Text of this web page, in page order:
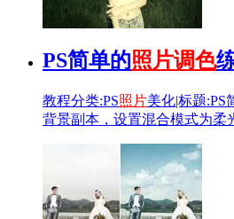
PS简单的照片调色
教程分类:PS照片美化|标题:PS
背景副本，设置混合模式为柔